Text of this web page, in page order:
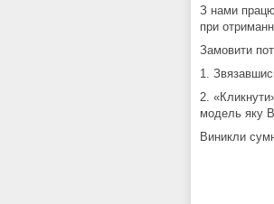
З нами
при
Замовити
1.
2.
модель яку
Виникли